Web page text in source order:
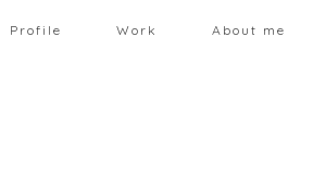
Profile Work About me